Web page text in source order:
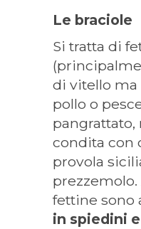
Le braciole
Si tratta di
di vitello ma
pollo o
condita con
provola
fettine sono
in spiedini